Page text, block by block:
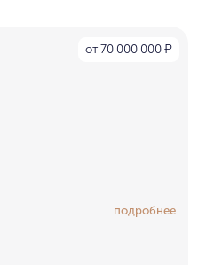
от 70 000 000 ₽
подробнее